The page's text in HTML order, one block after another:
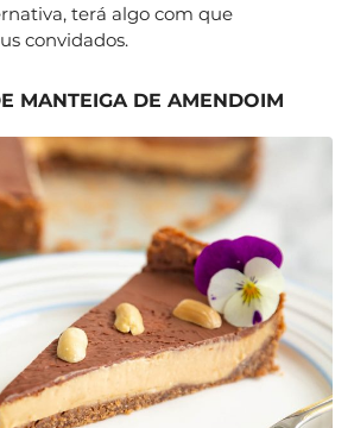
terá algo com que
convidados.
MANTEIGA DE AMENDOIM